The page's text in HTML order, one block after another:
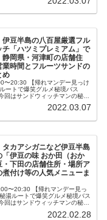
豆半島の八百屋厳選フル
「ハツミプレミアム」で
岡県・河津町の店舗住
時間とフルーツサンドの
め
〜20:30 【帰れマンデー見っけ
ートで爆笑グルメ秘境バス
回はサンドウィッチマンの秘境
2022.03.07
カアシガニなど伊豆半島
伊豆の味 おか田（おか
下田の店舗住所・場所ア
付け等の人気メニューま
〜20:30 【帰れマンデー見っ
湯ルートで爆笑グルメ秘境バス
回はサンドウィッチマンの秘境
2022.02.28